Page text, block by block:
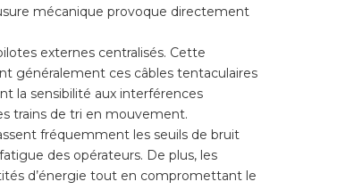
mécanique provoque directement
externes centralisés. Cette
généralement ces câbles tentaculaires
la sensibilité aux interférences
trains de tri en mouvement.
fréquemment les seuils de bruit
des opérateurs. De plus, les
d’énergie tout en compromettant le